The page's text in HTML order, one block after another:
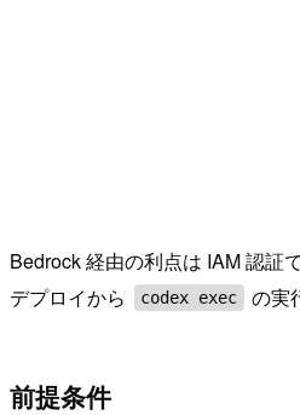
Bedrock 経由の利点は IAM 認証
デプロイから
codex exec の実
前提条件